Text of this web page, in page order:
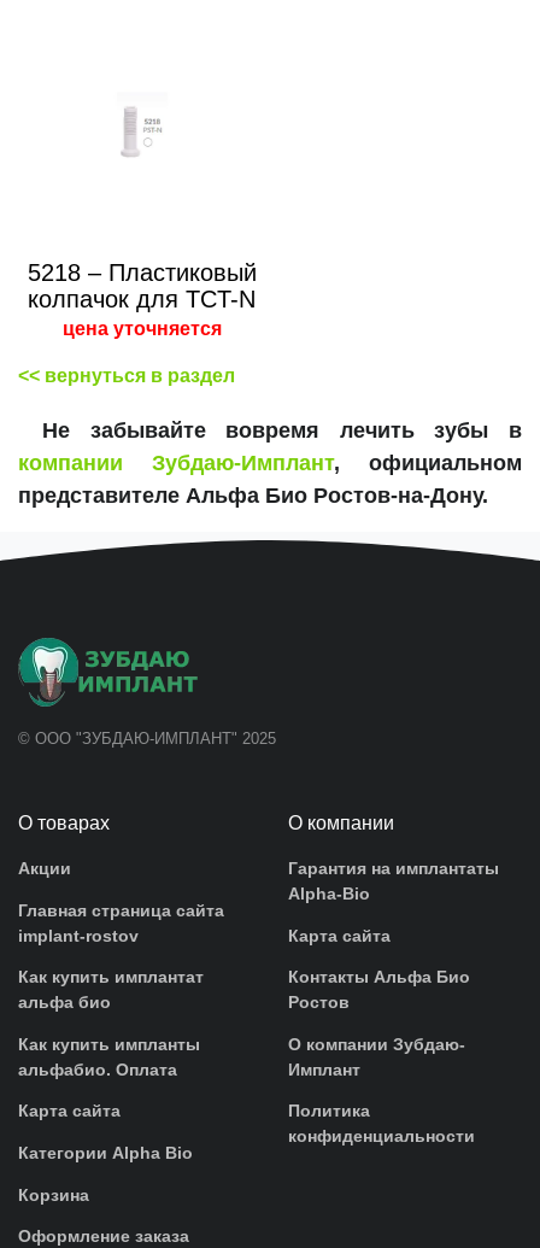
5218 – Пластиковый
колпачок для TCT-N
цена уточняется
<< вернуться в раздел
Не забывайте вовремя лечить зубы в
компании Зубдаю-Имплант, официальном
представителе Альфа Био Ростов-на-Дону.
© ООО "ЗУБДАЮ-ИМПЛАНТ" 2025
О товарах
Акции
Главная страница сайта
implant-rostov
Как купить имплантат
альфа био
Как купить импланты
альфабио. Оплата
Карта сайта
Категории Alpha Bio
Корзина
Оформление заказа
О компании
Гарантия на имплантаты
Alpha-Bio
Карта сайта
Контакты Альфа Био
Ростов
О компании Зубдаю-
Имплант
Политика
конфиденциальности